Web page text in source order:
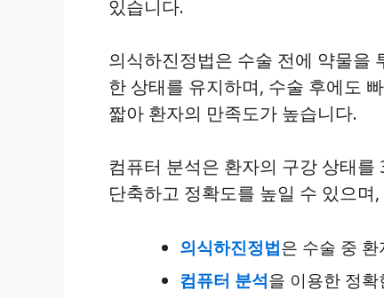
있습니다.
의식하진정법은 수술 전에 약물을
한 상태를 유지하며, 수술 후에도
짧아 환자의 만족도가 높습니다.
컴퓨터 분석은 환자의 구강 상태
단축하고 정확도를 높일 수 있으
의식하진정법은 수술 중
컴퓨터 분석을 이용한 정